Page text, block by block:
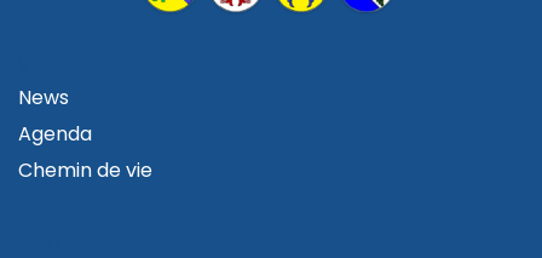
News
Agenda
Chemin de vie